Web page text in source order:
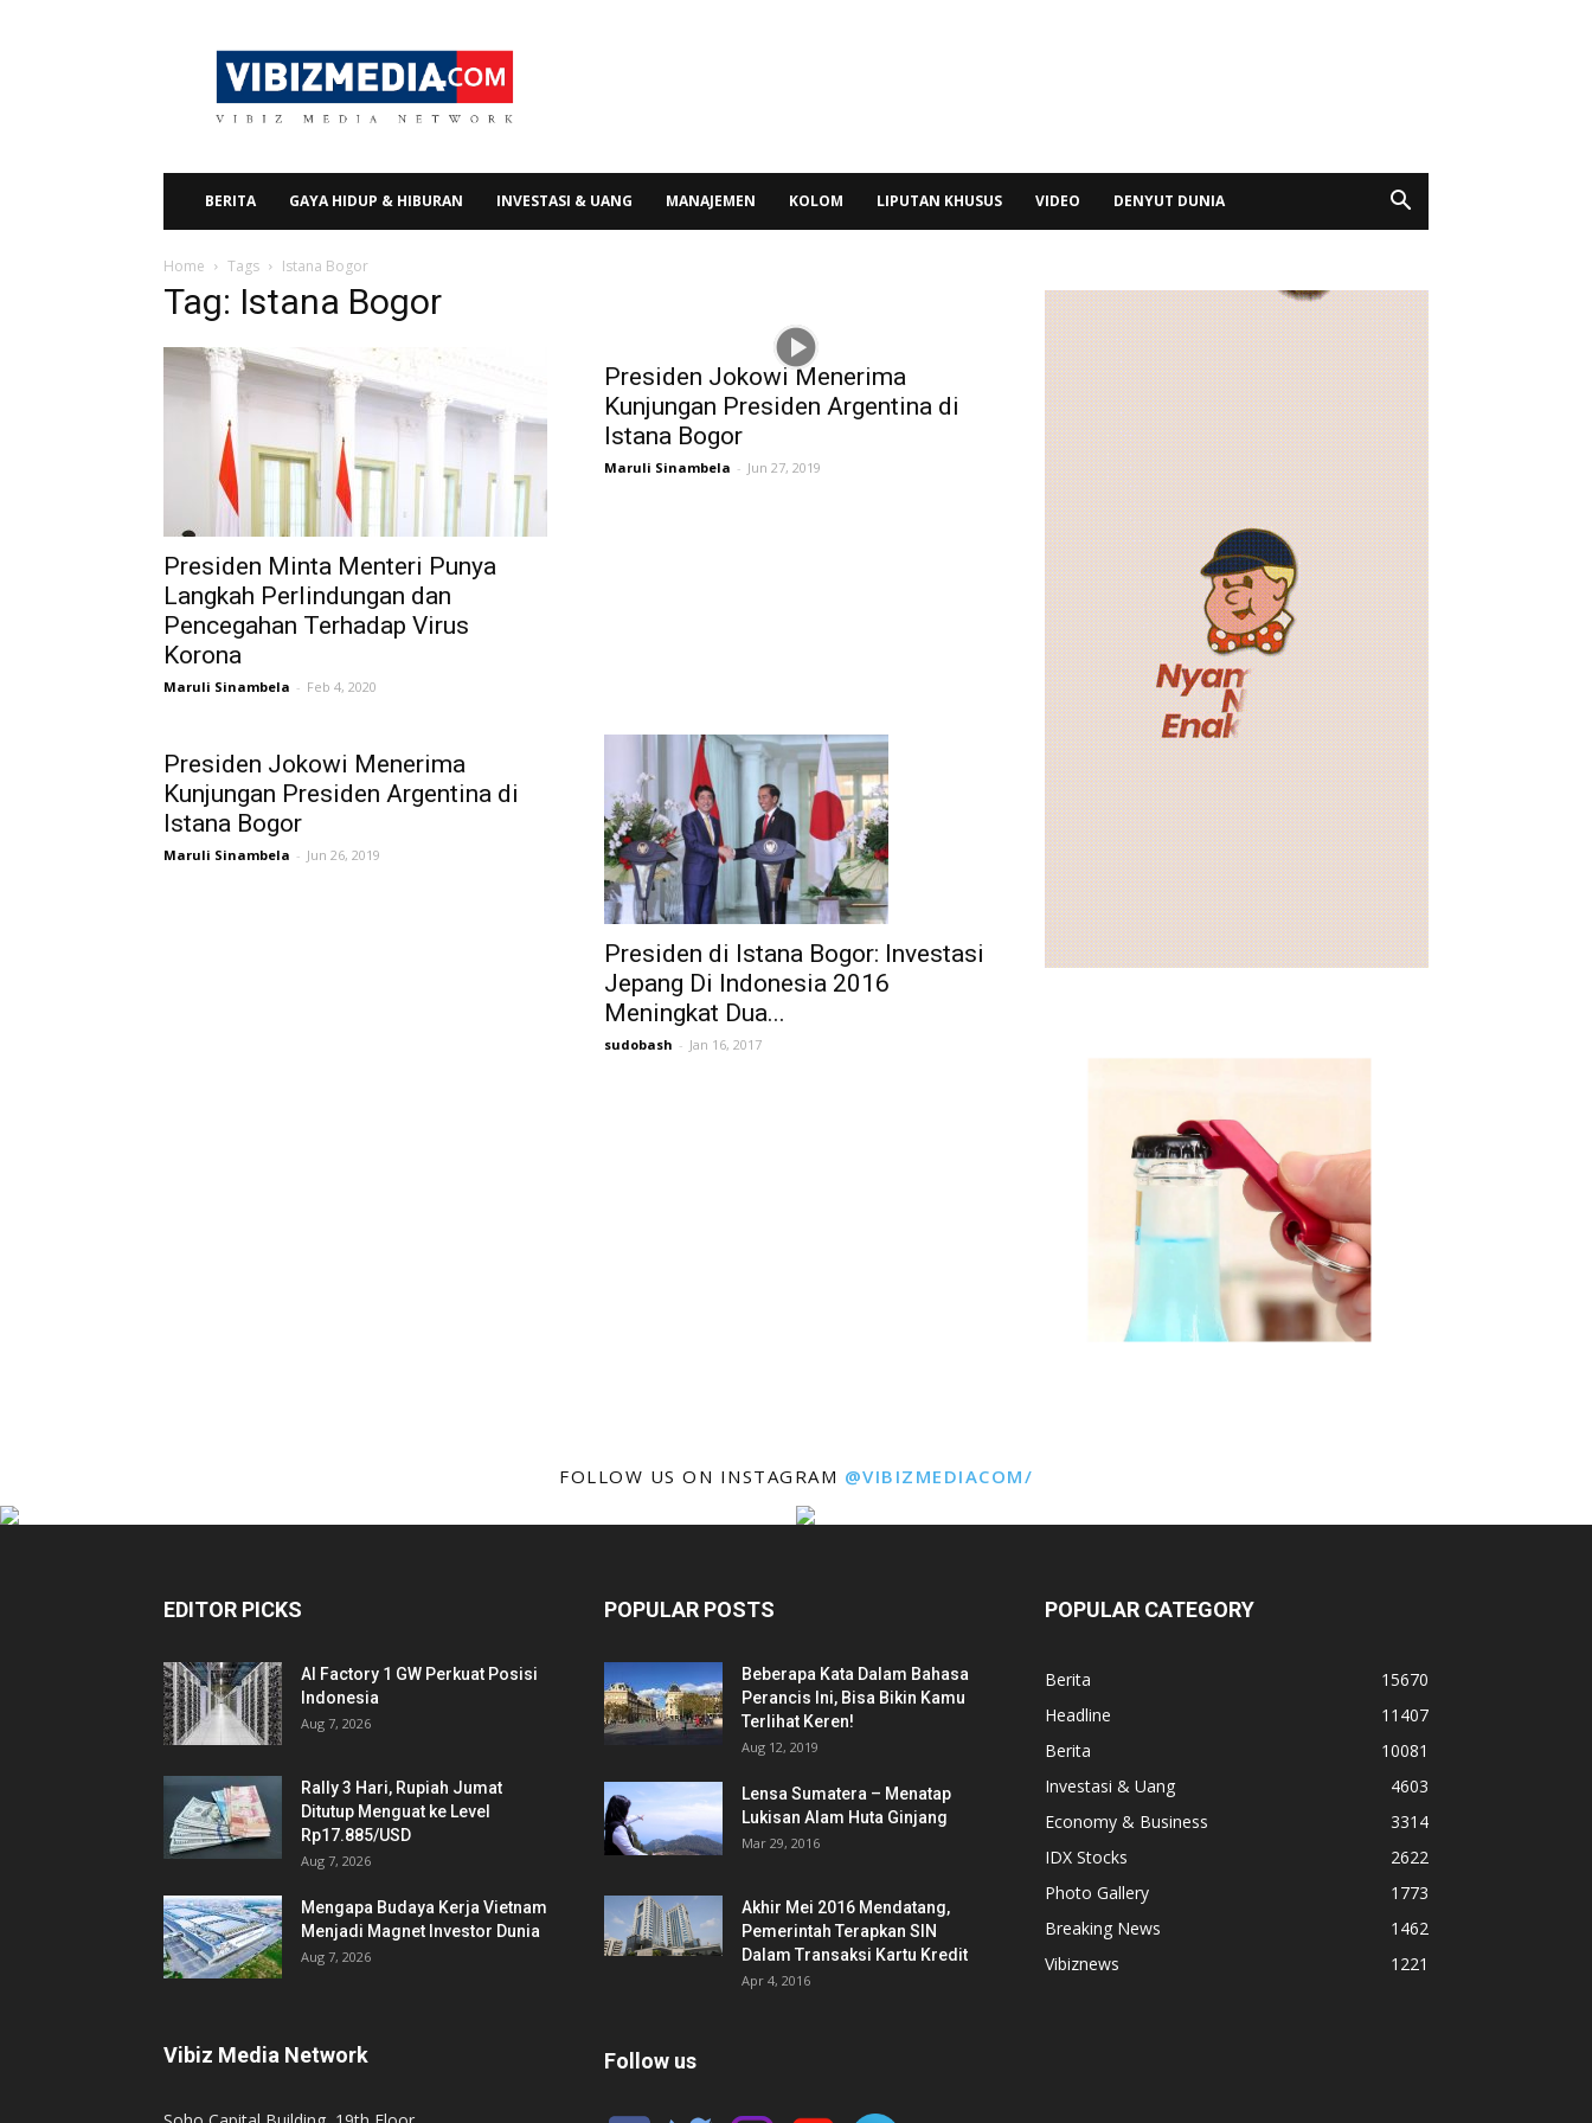
Vibizmedia.com
BERITA GAYA HIDUP & HIBURAN INVESTASI & UANG MANAJEMEN KOLOM LIPUTAN KHUSUS VIDEO DENYUT DUNIA
Home Tags Istana Bogor
Tag: Istana Bogor
Presiden Minta Menteri Punya
Langkah Perlindungan dan
Pencegahan Terhadap Virus
Korona
Maruli Sinambela - Feb 4, 2020
Presiden Jokowi Menerima
Kunjungan Presiden Argentina di
Istana Bogor
Maruli Sinambela - Jun 27, 2019
Presiden Jokowi Menerima
Kunjungan Presiden Argentina di
Istana Bogor
Maruli Sinambela - Jun 26, 2019
Presiden di Istana Bogor: Investasi
Jepang Di Indonesia 2016
Meningkat Dua...
sudobash - Jan 16, 2017
FOLLOW US ON INSTAGRAM @VIBIZMEDIACOM/
EDITOR PICKS
AI Factory 1 GW Perkuat Posisi
Indonesia
Aug 7, 2026
Rally 3 Hari, Rupiah Jumat
Ditutup Menguat ke Level
Rp17.885/USD
Aug 7, 2026
Mengapa Budaya Kerja Vietnam
Menjadi Magnet Investor Dunia
Aug 7, 2026
Vibiz Media Network
POPULAR POSTS
Beberapa Kata Dalam Bahasa
Perancis Ini, Bisa Bikin Kamu
Terlihat Keren!
Aug 12, 2019
Lensa Sumatera – Menatap
Lukisan Alam Huta Ginjang
Mar 29, 2016
Akhir Mei 2016 Mendatang,
Pemerintah Terapkan SIN
Dalam Transaksi Kartu Kredit
Apr 4, 2016
Follow us
POPULAR CATEGORY
Berita
15670
Headline
11407
Berita
10081
Investasi & Uang
4603
Economy & Business
3314
IDX Stocks
2622
Photo Gallery
1773
Breaking News
1462
Vibiznews
1221